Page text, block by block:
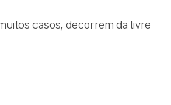
casos, decorrem da livre